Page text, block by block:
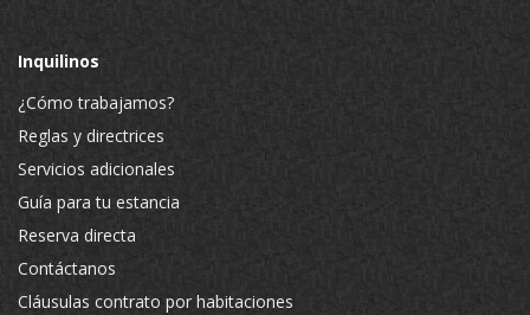
Inquilinos
¿Cómo trabajamos?
Reglas y directrices
Servicios adicionales
Guía para tu estancia
Reserva directa
Contáctanos
Cláusulas contrato por habitaciones